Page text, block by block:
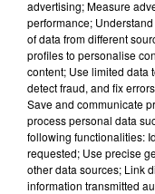
Lecture (2
100%
advertising; Measure
performance;
of data from different
profiles to personalise
content; Use limited data
detect fraud, and fix
Save and communicate
process personal data
following functionalities:
requested; Use precise
other data sources; Link
information transmitted